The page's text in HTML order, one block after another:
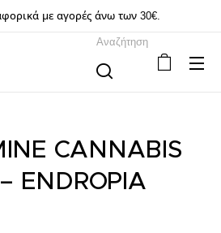
με αγορές άνω των 30€.
Αναζήτηση
CANNABIS
ENDROPIA